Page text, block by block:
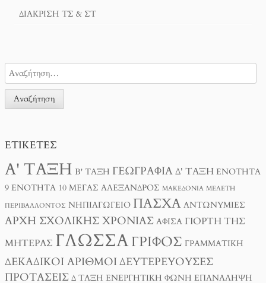
ΔΙΆΚΡΙΣΗ ΤΣ & ΣΤ
ΕΤΙΚΈΤΕΣ
Α' ΤΆΞΗ Β' ΤΆΞΗ ΓΕΩΓΡΑΦΊΑΔ' ΤΆΞΗ ΕΝΌΤΗΤΑ
9 ΕΝΌΤΗΤΑ 10 ΜΈΓΑΣ ΑΛΈΞΑΝΔΡΟΣ ΜΑΚΕΔΟΝΊΑ ΜΕΛΈΤΗ
ΠΕΡΙΒΆΛΛΟΝΤΟΣ ΝΗΠΙΑΓΩΓΕΊΟ ΠΆΣΧΑ ΑΝΤΩΝΥΜΊΕΣ
ΑΡΧΉ ΣΧΟΛΙΚΉΣ ΧΡΟΝΙΆΣ ΑΦΊΣΑ ΓΙΟΡΤΉ ΤΗΣ
ΜΗΤΈΡΑΣ ΓΛΏΣΣΑΓΡΊΦΟΣ ΓΡΑΜΜΑΤΙΚΉ
ΔΕΚΑΔΙΚΟΊ ΑΡΙΘΜΟΊ ΔΕΥΤΕΡΕΎΟΥΣΕΣ
ΠΡΟΤΆΣΕΙΣ Δ ΤΑΞΗ ΕΝΕΡΓΗΤΙΚΉ ΦΩΝΉ ΕΠΑΝΆΛΗΨΗ